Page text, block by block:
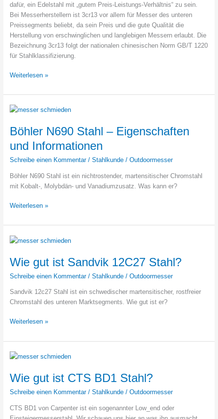
dafür, ein Edelstahl mit „gutem Preis-Leistungs-Verhältnis“ zu sein.
Bei Messerherstellern ist 3cr13 vor allem für Messer des unteren
Preissegments beliebt, da sein Preis und die gute Qualität die
Herstellung von erschwinglichen und langlebigen Messern erlaubt. Die
Bezeichnung 3cr13 folgt der nationalen chinesischen Norm GB/T 1220
für Stahlklassifizierung.
Wie
ist
3cr13
als
Messerstahl?
Weiterlesen »
Böhler N690 Stahl – Eigenschaften
und Informationen
Schreibe einen Kommentar / Stahlkunde/ Outdoormesser
Böhler N690 Stahl ist ein nichtrostender, martensitischer Chromstahl
mit Kobalt-, Molybdän- und Vanadiumzusatz. Was kann er?
Böhler
Stahl
–
und
Informationen
Weiterlesen »
Wie gut ist Sandvik 12C27 Stahl?
Schreibe einen Kommentar / Stahlkunde/ Outdoormesser
Sandvik 12c27 Stahl ist ein schwedischer martensitischer, rostfreier
Chromstahl des unteren Marktsegments. Wie gut ist er?
Wie
ist
Sandvik
Stahl?
Weiterlesen »
Wie gut ist CTS BD1 Stahl?
Schreibe einen Kommentar / Stahlkunde/ Outdoormesser
CTS BD1 von Carpenter ist ein sogenannter Low_end oder